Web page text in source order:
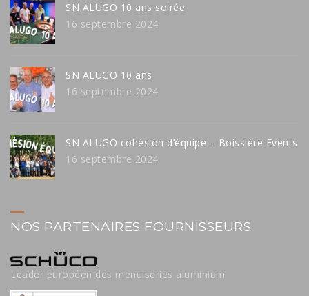
SN ALUGO 10 ans soirée
16 septembre 2024
SN ALUGO 10 ans
16 septembre 2024
SN ALUGO cohésion d’équipe – Boissière Events
16 septembre 2024
NOS PARTENAIRES FOURNISSEURS
Leader européen des menuiseries aluminium